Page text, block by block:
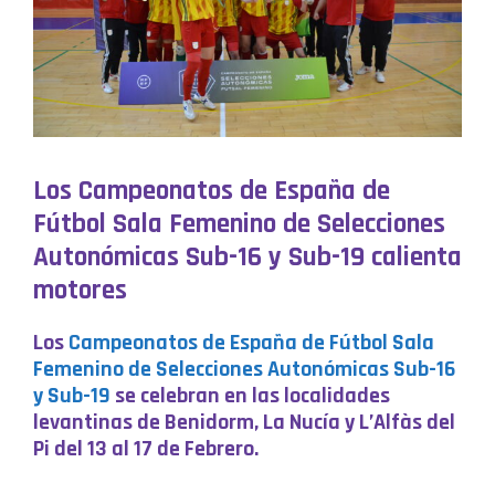
Los Campeonatos de España de
Fútbol Sala Femenino de Selecciones
Autonómicas Sub-16 y Sub-19 calienta
motores
LosCampeonatos de España de Fútbol Sala
Femenino de Selecciones Autonómicas Sub-16
y Sub-19 se celebran en las localidades
levantinas de Benidorm, La Nucía yL’Alfàs del
Pi del 13 al 17 de Febrero.